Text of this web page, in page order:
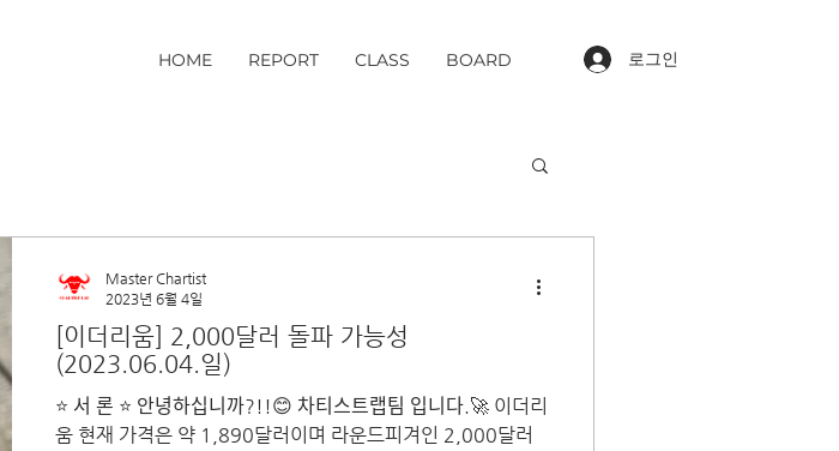
HOME REPORT CLASS BOARD 로그인
[이더리움] 2,000달러 돌파 가능성
(2023.06.04.일)
⭐ 서 론 ⭐ 안녕하십니까?!!😊 차티스트랩팀 입니다.🚀 이더리
움 현재 가격은 약 1,890달러이며 라운드피겨인 2,000달러
Master Chartist
2023년 6월 4일